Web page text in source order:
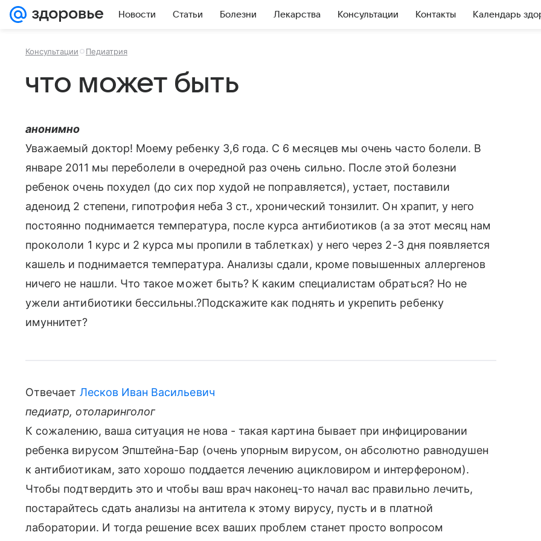
Новости Статьи Болезни Лекарства Консультации Контакты Календарь
Консультации Педиатрия
что может быть
анонимно
Уважаемый доктор! Моему ребенку 3,6 года. С 6 месяцев мы очень часто болели. В
январе 2011 мы переболели в очередной раз очень сильно. После этой болезни
ребенок очень похудел (до сих пор худой не поправляется), устает, поставили
аденоид 2 степени, гипотрофия неба 3 ст., хронический тонзилит. Он храпит, у него
постоянно поднимается температура, после курса антибиотиков (а за этот месяц нам
прокололи 1 курс и 2 курса мы пропили в таблетках) у него через 2-3 дня появляется
кашель и поднимается температура. Анализы сдали, кроме повышенных аллергенов
ничего не нашли. Что такое может быть? К каким специалистам обраться? Но не
ужели антибиотики бессильны.?Подскажите как поднять и укрепить ребенку
имуннитет?
Отвечает Лесков Иван Васильевич
педиатр, отоларинголог
К сожалению, ваша ситуация не нова - такая картина бывает при инфицировании
ребенка вирусом Эпштейна-Бар (очень упорным вирусом, он абсолютно равнодушен
к антибиотикам, зато хорошо поддается лечению ацикловиром и интерфероном).
Чтобы подтвердить это и чтобы ваш врач наконец-то начал вас правильно лечить,
постарайтесь сдать анализы на антитела к этому вирусу, пусть и в платной
лаборатории. И тогда решение всех ваших проблем станет просто вопросом